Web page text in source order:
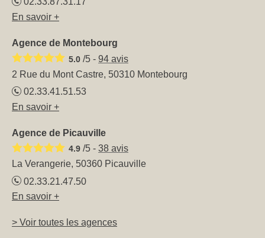
En savoir +
Agence de Montebourg
5.0 /5 - 94 avis
2 Rue du Mont Castre, 50310 Montebourg
02.33.41.51.53
En savoir +
Agence de Picauville
4.9 /5 - 38 avis
La Verangerie, 50360 Picauville
02.33.21.47.50
En savoir +
> Voir toutes les agences